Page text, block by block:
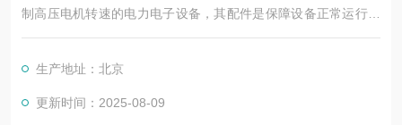
制高压电机转速的电力电子设备，其配件是保障设备正常运行、
实现功能扩展及维护维修的重要组成部分。这些配件种类繁多，
生产地址：北京
更新时间：2025-08-09